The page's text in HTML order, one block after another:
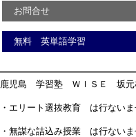
お問合せ
無料 英単語学習
鹿児島 学習塾 ＷＩＳＥ 坂元
・エリート選抜教育 は行ないま
・無謀な詰込み授業 は行ないま